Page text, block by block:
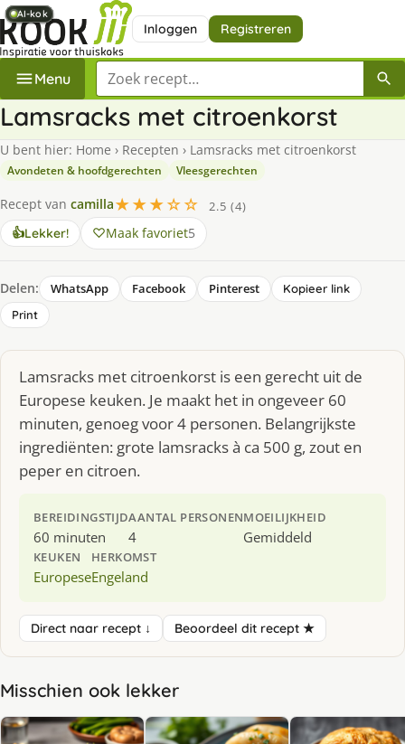
Inloggen Registreren
Menu Zoek een recept
Lamsracks met citroenkorst
U bent hier: Home › Recepten › Lamsracks met citroenkorst
Avondeten & hoofdgerechten Vleesgerechten
Recept van camilla★★★☆☆
2.5 (4)
👍Lekker! Maak favoriet5
Delen: WhatsApp Facebook Pinterest
Kopieer link
Print
Lamsracks met citroenkorst is een gerecht uit de
Europese keuken. Je maakt het in ongeveer 60
minuten, genoeg voor 4 personen. Belangrijkste
ingrediënten: grote lamsracks à ca 500 g, zout en
peper en citroen.
BEREIDINGSTIJD
60 minuten
AANTAL PERSONEN
4
MOEILIJKHEID
Gemiddeld
KEUKEN
Europese
HERKOMST
Engeland
Direct naar recept ↓ Beoordeel dit recept ★
Misschien ook lekker
AI-kok
AI-kok
AI-kok
AI-kok
AI-kok
AI-kok